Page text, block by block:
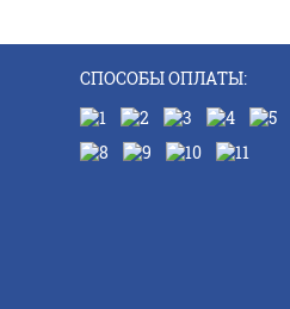
СПОСОБЫ ОПЛАТЫ: